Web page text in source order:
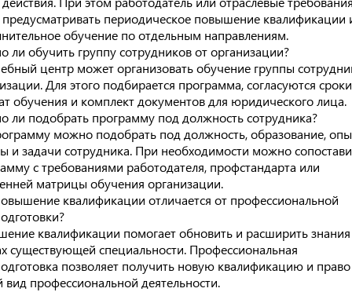
предусматривать периодическое повышение квалификации
обучение по отдельным направлениям.
ли обучить группу сотрудников от организации?
центр может организовать обучение группы
Для этого подбирается программа, согласуются
обучения и комплект документов для юридического лица.
ли подобрать программу под должность сотрудника?
можно подобрать под должность, образование,
и задачи сотрудника. При необходимости можно
с требованиями работодателя, профстандарта или
матрицы обучения организации.
квалификации отличается от профессиональной
квалификации помогает обновить и расширить знания
существующей специальности. Профессиональная
позволяет получить новую квалификацию и право
профессиональной деятельности.